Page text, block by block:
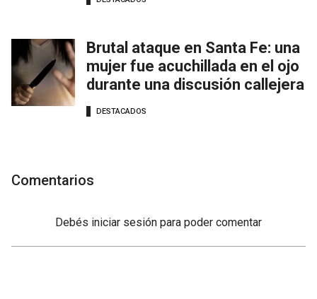
Brutal ataque en Santa Fe: una
mujer fue acuchillada en el ojo
durante una discusión callejera
DESTACADOS
Comentarios
Debés iniciar sesión para poder comentar